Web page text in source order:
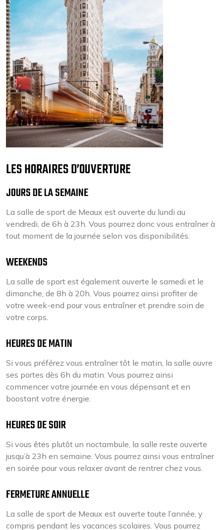
LES HORAIRES D’OUVERTURE
JOURS DE LA SEMAINE
La salle de sport de Meaux est ouverte du lundi au
vendredi, de 6h à 23h. Vous pourrez donc vous entraîner à
tout moment de la journée selon vos disponibilités.
WEEKENDS
La salle de sport est également ouverte le samedi et le
dimanche, de 8h à 20h. Vous pourrez ainsi profiter de
votre week-end pour vous entraîner et prendre soin de
votre corps.
HEURES DE MATIN
Si vous préférez vous entraîner tôt le matin, la salle ouvre
ses portes dès 6h du matin. Vous pourrez ainsi
commencer votre journée en vous dépensant et en
boostant votre énergie.
HEURES DE SOIR
Si vous êtes plutôt un noctambule, la salle reste ouverte
jusqu’à 23h en semaine. Vous pourrez ainsi vous entraîner
en soirée pour vous relaxer avant de rentrer chez vous.
FERMETURE ANNUELLE
La salle de sport de Meaux est ouverte toute l’année, y
compris pendant les vacances scolaires. Vous pourrez